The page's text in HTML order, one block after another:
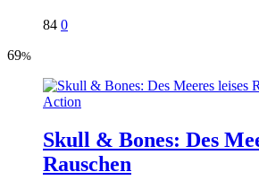
84 0
69%
Action
Skull & Bones: Des
Rauschen